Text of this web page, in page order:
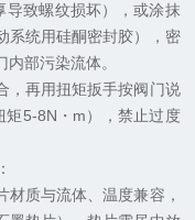
致螺纹损坏），或涂抹
系统用硅酮密封胶），密
部污染流体。
再用扭矩扳手按阀门说
矩5-8N・m），禁止过度
质与流体、温度兼容，